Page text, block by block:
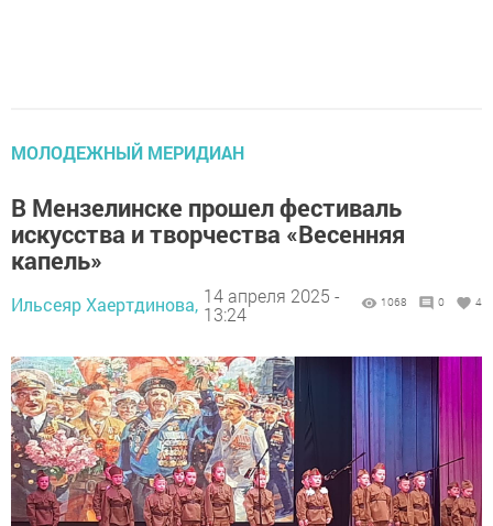
МОЛОДЕЖНЫЙ МЕРИДИАН
В Мензелинске прошел фестиваль
искусства и творчества «Весенняя
капель»
Ильсеяр Хаертдинова, 14 апреля 2025 -
13:24
1068 0 4